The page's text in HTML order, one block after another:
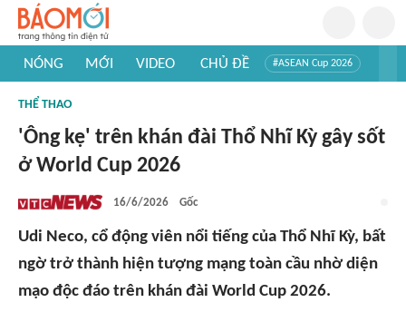
NÓNG MỚI VIDEO CHỦ ĐỀ #ASEAN Cup 2026
#Khám phá thế giới
THỂ THAO
'Ông kẹ' trên khán đài Thổ Nhĩ Kỳ gây sốt
ở World Cup 2026
16/6/2026 Gốc
Udi Neco, cổ động viên nổi tiếng của Thổ Nhĩ Kỳ, bất
ngờ trở thành hiện tượng mạng toàn cầu nhờ diện
mạo độc đáo trên khán đài World Cup 2026.